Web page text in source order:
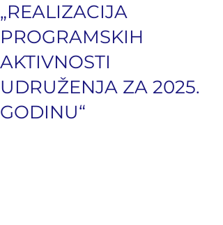
„REALIZACIJA
PROGRAMSKIH
AKTIVNOSTI
UDRUŽENJA ZA 2025.
GODINU“